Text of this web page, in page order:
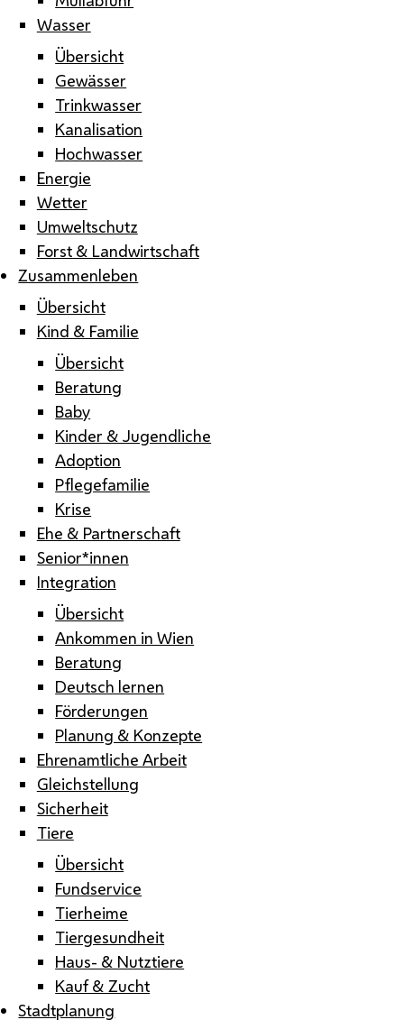
Wasser
Übersicht
Gewässer
Trinkwasser
Kanalisation
Hochwasser
Energie
Wetter
Umweltschutz
Forst & Landwirtschaft
Zusammenleben
Übersicht
Kind & Familie
Übersicht
Beratung
Baby
Kinder & Jugendliche
Adoption
Pflegefamilie
Krise
Ehe & Partnerschaft
Senior*innen
Integration
Übersicht
Ankommen in Wien
Beratung
Deutsch lernen
Förderungen
Planung & Konzepte
Ehrenamtliche Arbeit
Gleichstellung
Sicherheit
Tiere
Übersicht
Fundservice
Tierheime
Tiergesundheit
Haus- & Nutztiere
Kauf & Zucht
Stadtplanung